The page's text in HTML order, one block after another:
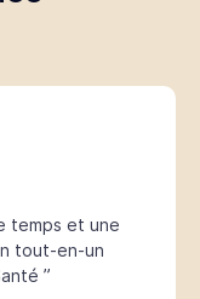
temps et une
tout-en-un
”